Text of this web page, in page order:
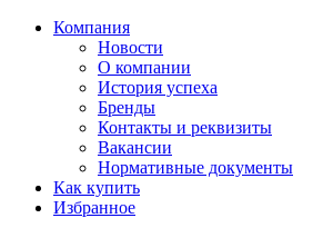
Компания
Новости
О компании
История успеха
Бренды
Контакты и реквизиты
Вакансии
Нормативные документы
Как купить
Избранное